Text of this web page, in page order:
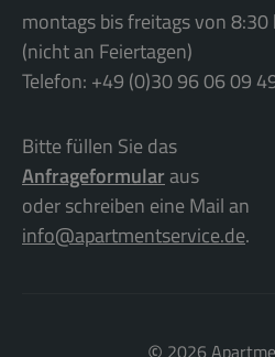
montags bis freitags von
(nicht an Feiertagen)
Telefon: +49 (0)30 96 06 09
Bitte füllen Sie das
Anfrageformularaus
oder schreiben eine Mail an
info@apartmentservice.de.
2026